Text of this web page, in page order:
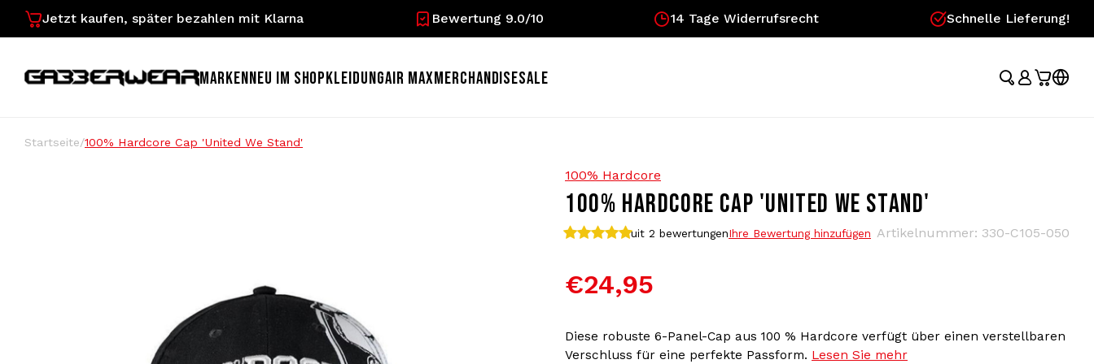
Jetzt kaufen, später bezahlen mit Klarna Bewertung 9.0/10 14 Tage Widerrufsrecht Schnelle Lieferung!
MARKENNEU IM SHOPKLEIDUNGAIR MAXMERCHANDISESALE
Startseite/100% Hardcore Cap 'United We Stand'
100% Hardcore
100% HARDCORE CAP 'UNITED WE STAND'
uit 2 bewertungenIhre Bewertung hinzufügen Artikelnummer: 330-C105-050
€24,95
Diese robuste 6-Panel-Cap aus 100 % Hardcore verfügt über einen verstellbaren
Verschluss für eine perfekte Passform. Lesen Sie mehr